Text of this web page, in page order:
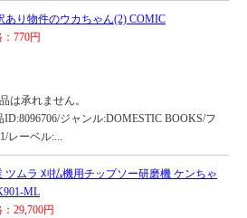
あり物件のウカちゃん(2) COMIC
770円
は承れません。
ジャンル:DOMESTIC BOOKS/フ
レーベル:...
ツムラ 刈払機用チップソー研磨機 ケンちゃ
ML
29,700円